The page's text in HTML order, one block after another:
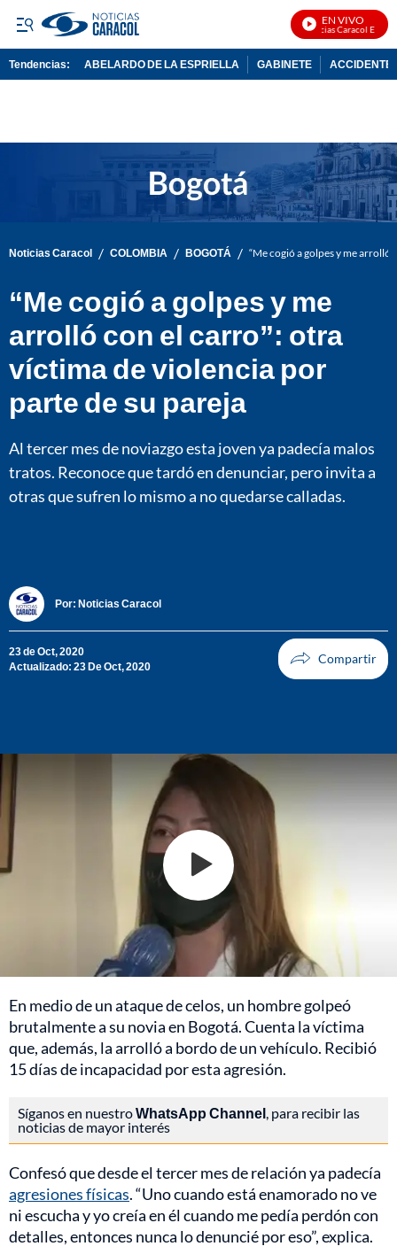
EN VIVO
Noticias Caracol En Vivo
Tendencias: ABELARDO DE LA ESPRIELLA GABINETE ACCIDENTE
Noticias Caracol / COLOMBIA / BOGOTÁ / “Me cogió a golpes y me
“Me cogió a golpes y me
arrolló con el carro”: otra
víctima de violencia por
parte de su pareja
Al tercer mes de noviazgo esta joven ya padecía malos
tratos. Reconoce que tardó en denunciar, pero invita a
otras que sufren lo mismo a no quedarse calladas.
Por: Noticias Caracol
23 de Oct, 2020
Actualizado: 23 De Oct, 2020
En medio de un ataque de celos, un hombre golpeó
brutalmente a su novia en Bogotá. Cuenta la víctima
que, además, la arrolló a bordo de un vehículo. Recibió
15 días de incapacidad por esta agresión.
Síganos en nuestroWhatsApp Channel , para recibir las
noticias de mayor interés
Confesó que desde el tercer mes de relación ya padecía
agresiones físicas. “Uno cuando está enamorado no ve
ni escucha y yo creía en él cuando me pedía perdón con
detalles, entonces nunca lo denuncié por eso”, explica.